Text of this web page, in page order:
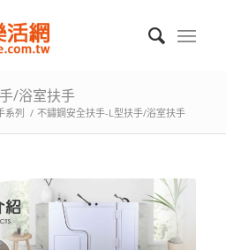
/浴室扶手
系列 / 不鏽鋼安全扶手-L型扶手/浴室扶手